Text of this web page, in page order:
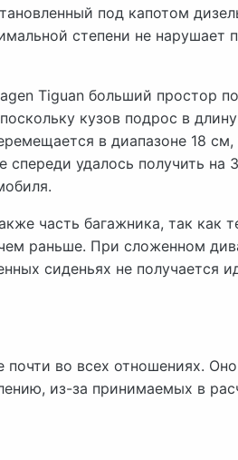
под капотом
степени не нарушает
Tiguan больший простор
кузов подрос в
в диапазоне 18
спереди удалось получить на
часть багажника, так как
раньше. При сложенном
сиденьях не получается
во всех отношениях.
из-за принимаемых в